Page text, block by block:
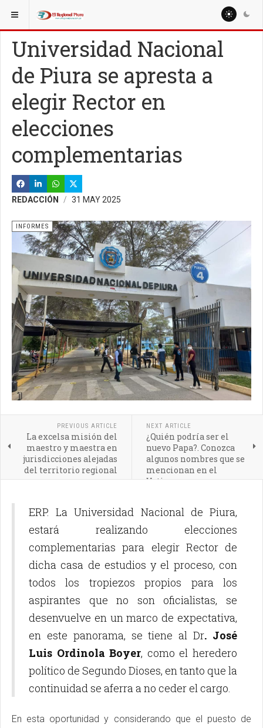
ESTÁ AQUÍ:
Universidad Nacional
de Piura se apresta a
elegir Rector en
elecciones
complementarias
REDACCIÓN 31 MAY 2025
INFORMES
PREVIOUS ARTICLE
La excelsa misión del
maestro y maestra en
jurisdicciones alejadas
del territorio regional
NEXT ARTICLE
¿Quién podría ser el
nuevo Papa?. Conozca
algunos nombres que se
mencionan en el
Vaticano
ERP. La Universidad Nacional de Piura,
estará realizando elecciones
complementarias para elegir Rector de
dicha casa de estudios y el proceso, con
todos los tropiezos propios para los
aspirantes que no son oficialistas, se
desenvuelve en un marco de expectativa,
en este panorama, se tiene al Dr. José
Luis Ordinola Boyer, como el heredero
político de Segundo Dioses, en tanto que la
continuidad se aferra a no ceder el cargo.
En esta oportunidad y considerando que el puesto de